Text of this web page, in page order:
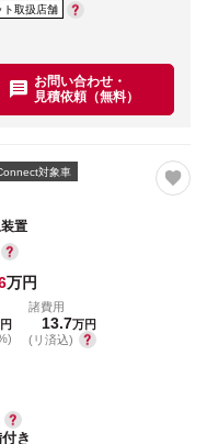
ト取扱店舗
お問い合わせ・
見積依頼（無料）
対象車
置
万円
諸費用
13.7万円
(リ済込)
き